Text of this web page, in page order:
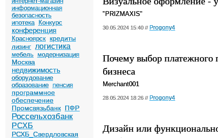
информационная
безопасность
ипотека
Конкурс
конференция
Красноярск кредиты
лизинг логистика
мебель модернизация
Москва
недвижимость
оборудование
образование пенсия
программное
обеспечение
Промсвязьбанк ПФР
Россельхозбанк
РСХБ
РСХБ_Свердловская
"PRIZMAXIS"
30.05.2024 15:40 // Progony4
Почему выбор платежного
бизнеса
Merchant001
28.05.2024 18:26 // Progony4
Дизайн или